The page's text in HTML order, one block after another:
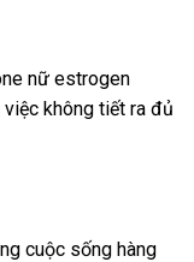
nữ estrogen
không tiết ra đủ
cuộc sống hàng